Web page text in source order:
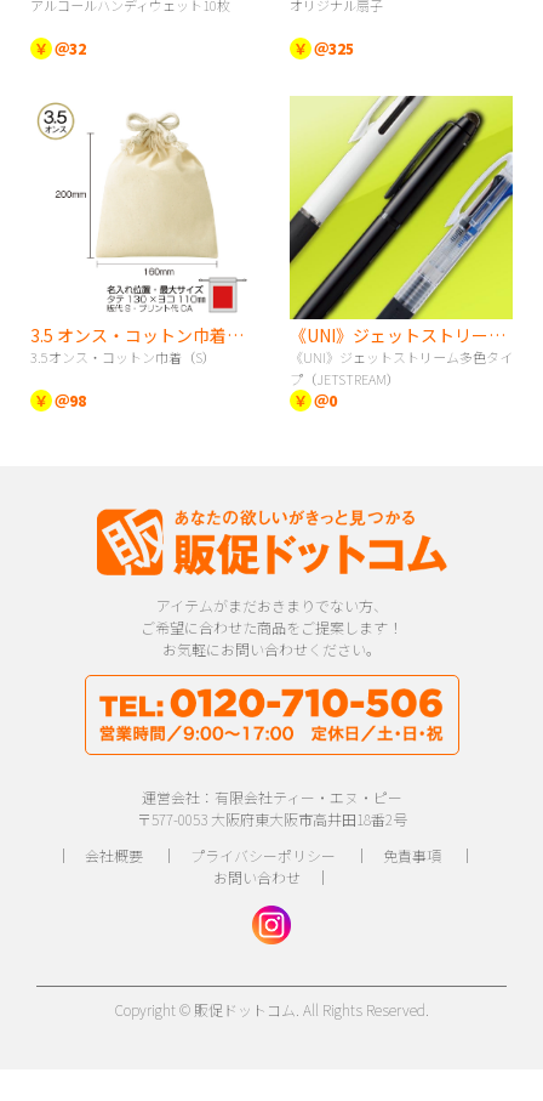
アルコールハンディウェット10枚
￥ ＠32
オリジナル扇子
￥ ＠325
3.5 オンス・コットン巾着（S）
3.5オンス・コットン巾着（S）
￥ ＠98
《UNI》ジェットストリーム多色タイプ（JETSTREAM）
《UNI》ジェットストリーム多色タイ
プ（JETSTREAM）
￥ ＠0
アイテムがまだおきまりでない方、
ご希望に合わせた商品をご提案します！
お気軽にお問い合わせください。
運営会社：有限会社ティー・エヌ・ピー
〒577-0053 大阪府東大阪市高井田18番2号
｜ 会社概要｜ プライバシーポリシー ｜ 免責事項｜
お問い合わせ ｜
Copyright © 販促ドットコム. All Rights Reserved.